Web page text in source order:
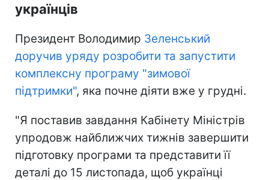
українців
Президент Володимир Зеленський
доручив уряду розробити та запустити
комплексну програму "зимової
підтримки", яка почне діяти вже у грудні.
"Я поставив завдання Кабінету Міністрів
упродовж найближчих тижнів завершити
підготовку програми та представити її
деталі до 15 листопада, щоб українці